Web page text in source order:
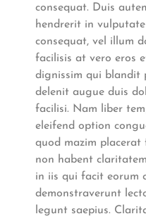
consequat. Duis
hendrerit in
consequat, vel illum
facilisis at vero eros
dignissim qui blandit
delenit augue duis
facilisi. Nam liber
eleifend option
quod mazim placerat
non habent
in iis qui facit eorum
demonstraverunt
legunt saepius.